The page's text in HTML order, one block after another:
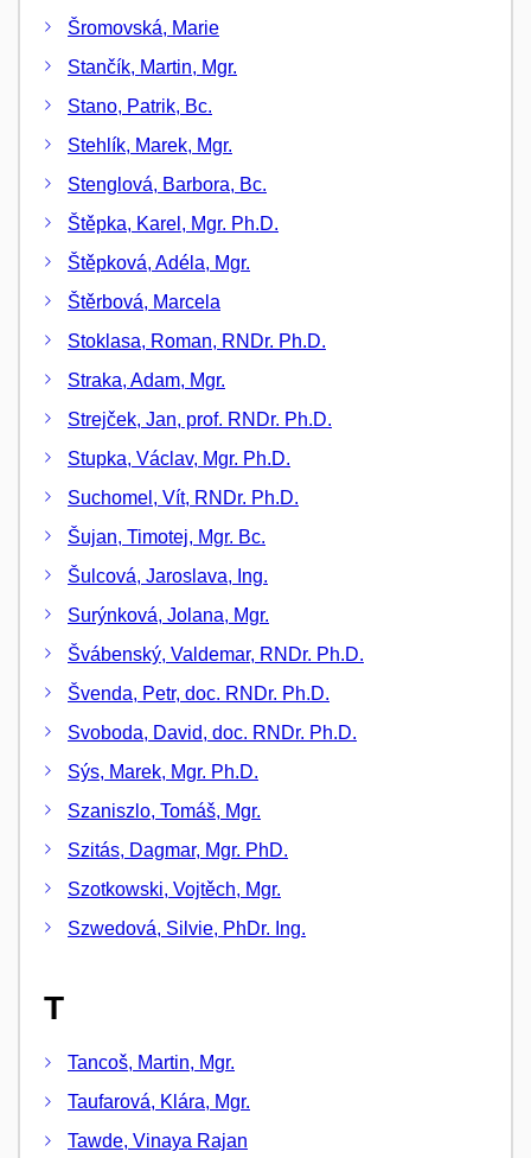
Šromovská, Marie
Stančík, Martin, Mgr.
Stano, Patrik, Bc.
Stehlík, Marek, Mgr.
Stenglová, Barbora, Bc.
Štěpka, Karel, Mgr. Ph.D.
Štěpková, Adéla, Mgr.
Štěrbová, Marcela
Stoklasa, Roman, RNDr. Ph.D.
Straka, Adam, Mgr.
Strejček, Jan, prof. RNDr. Ph.D.
Stupka, Václav, Mgr. Ph.D.
Suchomel, Vít, RNDr. Ph.D.
Šujan, Timotej, Mgr. Bc.
Šulcová, Jaroslava, Ing.
Surýnková, Jolana, Mgr.
Švábenský, Valdemar, RNDr. Ph.D.
Švenda, Petr, doc. RNDr. Ph.D.
Svoboda, David, doc. RNDr. Ph.D.
Sýs, Marek, Mgr. Ph.D.
Szaniszlo, Tomáš, Mgr.
Szitás, Dagmar, Mgr. PhD.
Szotkowski, Vojtěch, Mgr.
Szwedová, Silvie, PhDr. Ing.
T
Tancoš, Martin, Mgr.
Taufarová, Klára, Mgr.
Tawde, Vinaya Rajan